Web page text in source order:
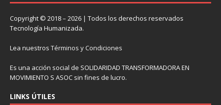
Copyright © 2018 – 2026 | Todos los derechos reservados
Tecnología Humanizada.
Lea nuestros Términos y Condiciones
Es una acción social de SOLIDARIDAD TRANSFORMADORA EN
MOVIMIENTO S ASOC sin fines de lucro.
LINKS ÚTILES